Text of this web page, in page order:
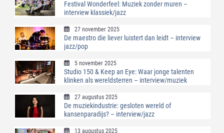
Festival Wonderfeel: Muziek zonder muren –
interview klassiek/jazz
27 november 2025
De maestro die liever luistert dan leidt – interview
jazz/pop
5 november 2025
Studio 150 & Keep an Eye: Waar jonge talenten
klinken als wereldsterren – interview/muziek
27 augustus 2025
De muziekindustrie: gesloten wereld of
kansenparadijs? – interview/jazz
13 augustus 2025